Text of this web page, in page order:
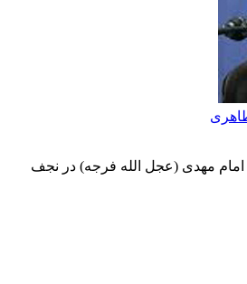
مهدی (عجل الله فرجه) در نجف